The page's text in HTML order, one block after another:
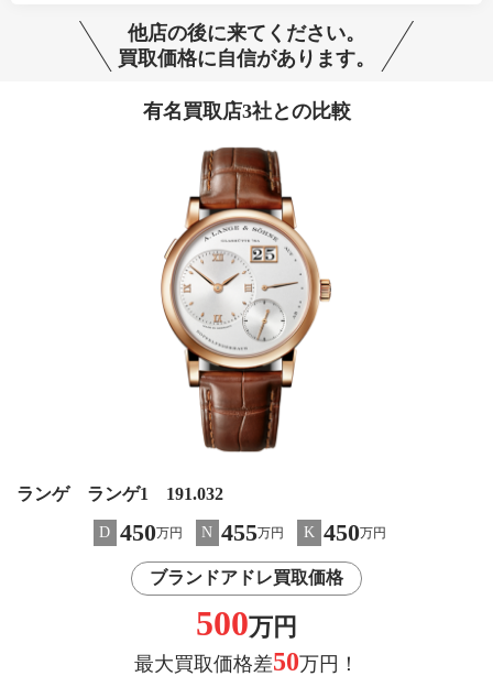
他店の後に来てください。
買取価格に自信があります。
有名買取店3社との比較
ランゲ ランゲ1 191.032
D 450万円 N 455万円 K 450万円
ブランドアドレ買取価格
500万円
最大買取価格差50万円！